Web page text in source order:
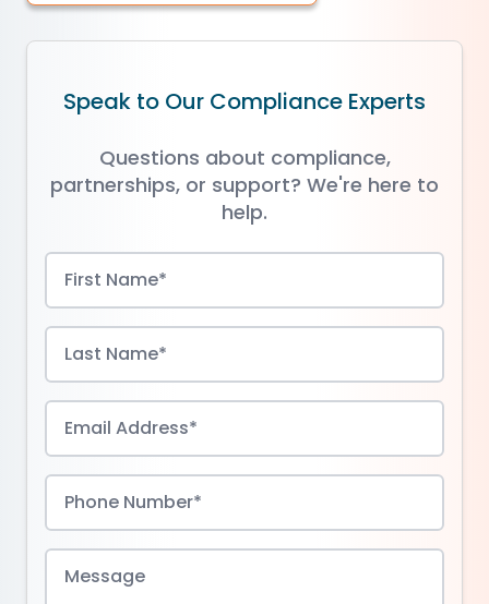
Speak to Our Compliance Experts
Questions about compliance,
partnerships, or support? We're here to
help.